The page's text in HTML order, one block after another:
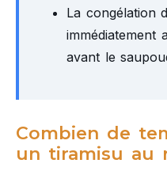
La congélation
immédiatement
avant le
Combien de
un tiramisu au